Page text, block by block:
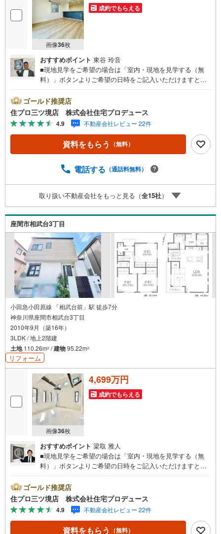
画像36枚
成約でもらえる
おすすめポイント 東谷 玲音
■現地見学をご希望の場合は「室内・現地を見学する（無
料）」ボタンよりご希望の日時をご記入いただけますとス
座間市エリアに強い！ 住プロは、大和市・綾瀬市・座間市
エリアの不動産売買専門会社です！最新物件情報や当社限
定で販売する物件情報も多数ございますので、お気軽にお
問合せ下さい！ -------------- 弊社独自の住宅ローン提案シス
テム 弊社ではファイナンシャル専門スタッフによる【丁寧
な資金アドバイス】【ファイナンシャルプラン提案書の作
【定年時の住宅ローン残高】【住宅購入者だけが加入でき
ナス】これから多くなる【教育費】住宅を買った後から始
まる【住宅ローン返済】65歳以上から必要になる【老後の
費用負担】住宅探しの【このタイミング】で不安な部分を
明確にしていきませんか？？ --------------
ゴールド推奨店
住プロ三ツ境店 株式会社住宅プロデュース
4.9 不動産会社レビュー 22件
資料をもらう （無料）
電話する （通話料無料）
取り扱い不動産会社をもっと見る（全15社）
座間市相武台3丁目
小田急小田原線 「相武台前」駅 徒歩7分
神奈川県座間市相武台3丁目
2010年9月（築16年）
3LDK / 地上2階建
土地110.26m2 /建物95.22m2
リフォーム
画像36枚
4,699万円
成約でもらえる
おすすめポイント 梁取 雅人
■現地見学をご希望の場合は「室内・現地を見学する（無
料）」ボタンよりご希望の日時をご記入いただけますとス
プロは、相鉄線の不動産売買専門会社です！最新物件情報
や当社限定で販売する物件情報も多数ございますので、お
気軽にお問合せ下さい！ -------------- 弊社独自の住宅ローン
提案システム 弊社ではファイナンシャル専門スタッフによ
る【丁寧な資金アドバイス】【ファイナンシャルプラン提
ゴールド推奨店
住プロ三ツ境店 株式会社住宅プロデュース
4.9 不動産会社レビュー 22件
資料をもらう （無料）